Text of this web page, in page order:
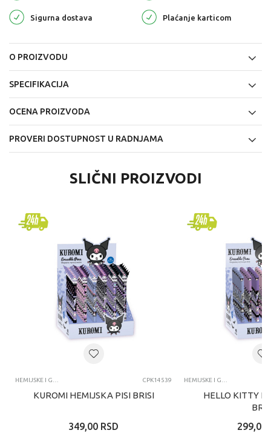
Sigurna dostava Plaćanje karticom
O PROIZVODU
SPECIFIKACIJA
OCENA PROIZVODA
PROVERI DOSTUPNOST U RADNJAMA
SLIČNI PROIZVODI
HEMIJSKE I GEL OLOVKE I NALIV PERA CPK14539
KUROMI HEMIJSKA PISI BRISI
349,00 RSD
HEMIJSKE I GEL OLOVKE I NALIV PERA
HELLO KITTY
299,00